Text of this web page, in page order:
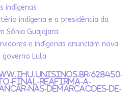
indígenas
indígena e a presidência da
Sônia Guajajara
e indígenas anunciam nova
Lula
628450-
final-reafirma-a-
nas-demarcacoes-de-